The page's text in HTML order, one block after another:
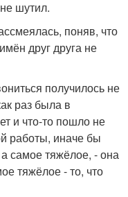
шутил.
поняв, что
друг друга не
получилось не
раз была в
и что-то пошло не
работы, иначе бы
самое тяжёлое, - она
тяжёлое - то, что